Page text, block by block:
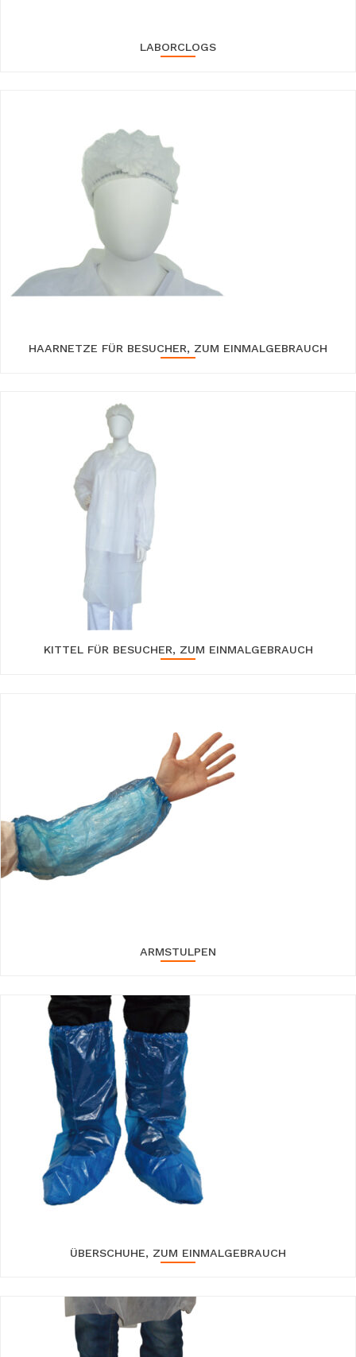
LABORCLOGS
HAARNETZE FÜR BESUCHER, ZUM EINMALGEBRAUCH
KITTEL FÜR BESUCHER, ZUM EINMALGEBRAUCH
ARMSTULPEN
ÜBERSCHUHE, ZUM EINMALGEBRAUCH